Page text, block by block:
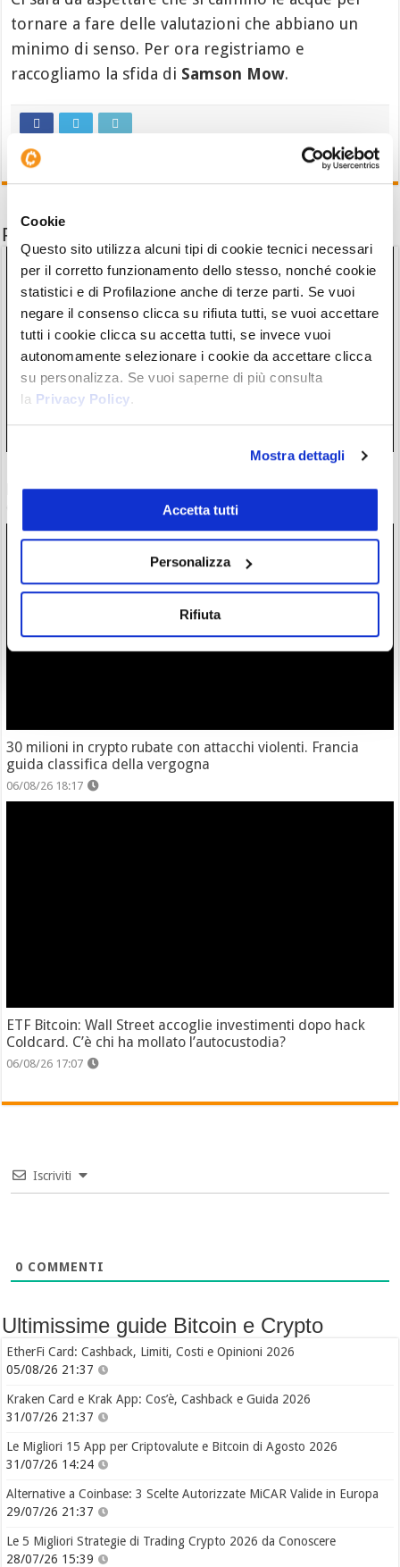
Cookie
Questo sito utilizza alcuni tipi di cookie tecnici necessari
per il corretto funzionamento dello stesso, nonché cookie
statistici e di Profilazione anche di terze parti. Se vuoi
negare il consenso clicca su rifiuta tutti, se vuoi accettare
tutti i cookie clicca su accetta tutti, se invece vuoi
autonomamente selezionare i cookie da accettare clicca
su personalizza. Se vuoi saperne di più consulta
la Privacy Policy.
Mostra dettagli
Accetta tutti
Personalizza
Rifiuta
tornare a fare delle valutazioni che abbiano un
minimo di senso. Per ora registriamo e
raccogliamo la sfida di Samson Mow.
Potrebbe interessarti anche
potenziare i pagamenti digitali
30 milioni in crypto rubate con attacchi violenti. Francia
guida classifica della vergogna
06/08/26 18:17
ETF Bitcoin: Wall Street accoglie investimenti dopo hack
Coldcard. C’è chi ha mollato l’autocustodia?
06/08/26 17:07
Iscriviti
0 COMMENTI
Ultimissime guide Bitcoin e Crypto
EtherFi Card: Cashback, Limiti, Costi e Opinioni 2026
05/08/26 21:37
Kraken Card e Krak App: Cos’è, Cashback e Guida 2026
31/07/26 21:37
Le Migliori 15 App per Criptovalute e Bitcoin di Agosto 2026
31/07/26 14:24
Alternative a Coinbase: 3 Scelte Autorizzate MiCAR Valide in Europa
29/07/26 21:37
Le 5 Migliori Strategie di Trading Crypto 2026 da Conoscere
28/07/26 15:39